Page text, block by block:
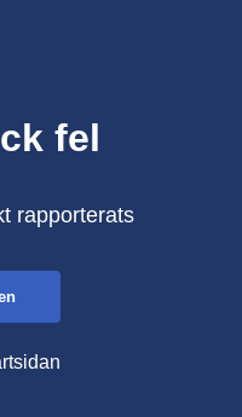
fel
rapporterats